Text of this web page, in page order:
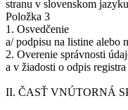
stranu v slovenskom
Položka 3
1. Osvedčenie
a/ podpisu na listine alebo
2. Overenie správnosti
a v žiadosti o odpis
II. ČASŤ VNÚTORNÁ